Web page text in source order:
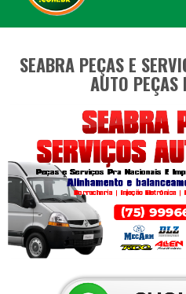
SEABRA PEÇAS E
AUTO PEÇAS